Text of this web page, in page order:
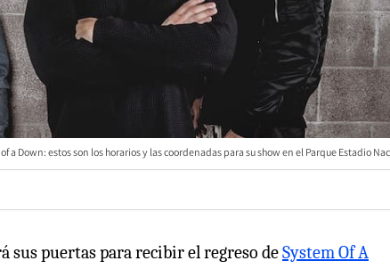
a Down: estos son los horarios y las coordenadas para su show en el Parque Estadio
sus puertas para recibir el regreso deSystem Of A